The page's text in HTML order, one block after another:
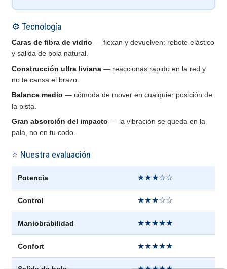
⚙️ Tecnología
Caras de fibra de vidrio — flexan y devuelven: rebote elástico
y salida de bola natural.
Construcción ultra liviana — reaccionas rápido en la red y
no te cansa el brazo.
Balance medio — cómoda de mover en cualquier posición de
la pista.
Gran absorción del impacto — la vibración se queda en la
pala, no en tu codo.
⭐ Nuestra evaluación
Potencia ★★★☆☆
Control ★★★☆☆
Maniobrabilidad ★★★★★
Confort ★★★★★